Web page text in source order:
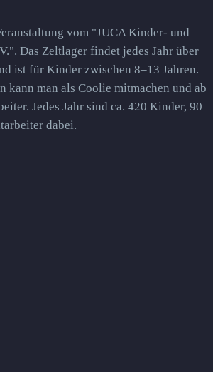
vom "JUCA Kinder- und
Das Zeltlager findet jedes Jahr über
ist für Kinder zwischen 8–13 Jahren.
kann man als Coolie mitmachen und ab
Jedes Jahr sind ca. 420 Kinder, 90
dabei.